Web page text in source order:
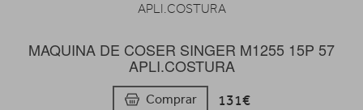
MAQUINA DE COSER SINGER M1255 15P 57
APLI.COSTURA
Comprar 131€